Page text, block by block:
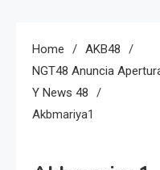
Home
AKB48
NGT48 Anuncia
Y News 48
Akbmariya1